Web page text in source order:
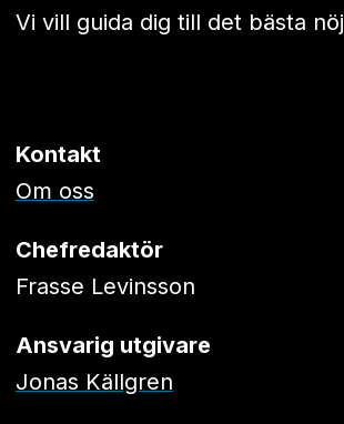
Vi vill guida dig till det bästa
Kontakt
Om oss
Chefredaktör
Frasse Levinsson
Ansvarig utgivare
Jonas Källgren